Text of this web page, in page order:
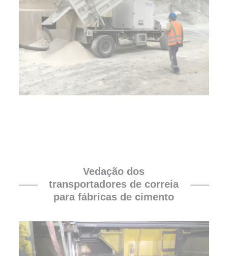
Vedação dos
transportadores de correia
para fábricas de cimento